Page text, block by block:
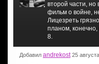
второй части,
фильм о войне,
Лицезреть
планом,
8.
Добавил andrekost 25